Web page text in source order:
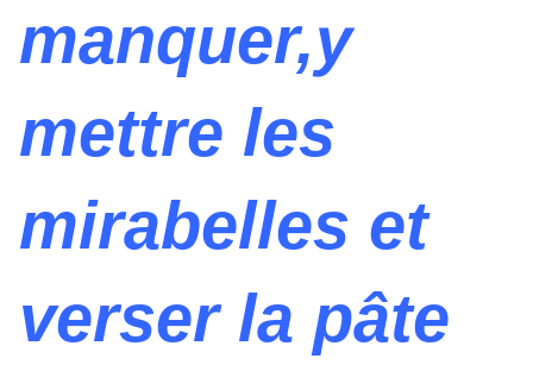
manquer,y
mettre les
mirabelles et
verser la pâte